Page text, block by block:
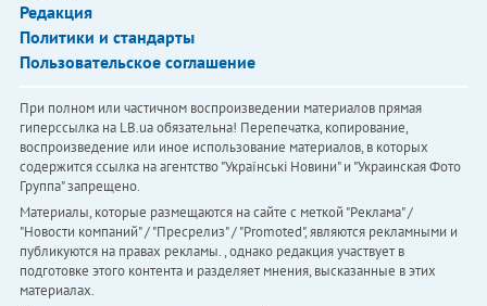
Редакция
Политики и стандарты
Пользовательское соглашение
При полном или частичном воспроизведении материалов прямая
гиперссылка на LB.ua обязательна! Перепечатка, копирование,
воспроизведение или иное использование материалов, в которых
содержится ссылка на агентство "Українськi Новини" и "Украинская Фото
Группа" запрещено.
Материалы, которые размещаются на сайте с меткой "Реклама" /
"Новости компаний" / "Пресрелиз" / "Promoted", являются рекламными и
публикуются на правах рекламы. , однако редакция участвует в
подготовке этого контента и разделяет мнения, высказанные в этих
материалах.